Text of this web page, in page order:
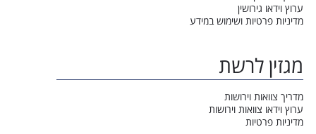
ערוץ וידאו גירושין
מדיניות פרטיות ושימוש במידע
מגזין לרשת
מדריך צוואות וירושות
ערוץ וידאו צוואות וירושות
מדיניות פרטיות